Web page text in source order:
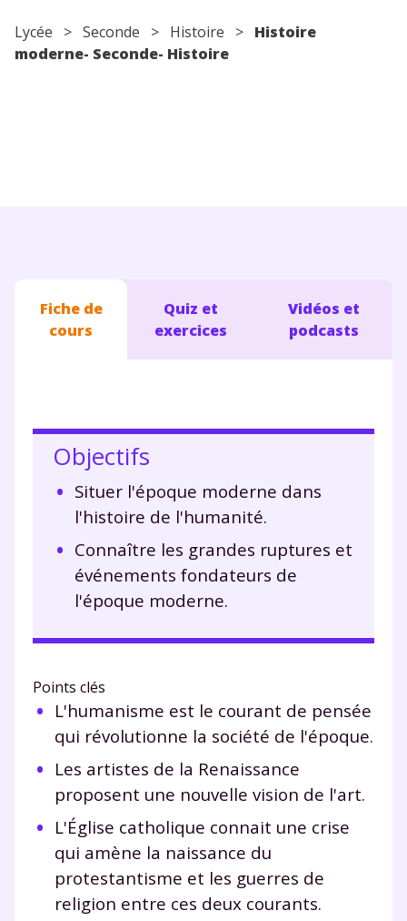
Lycée > Seconde > Histoire > Histoire
moderne- Seconde- Histoire
Fiche de
cours
Quiz et
exercices
Vidéos et
podcasts
Objectifs
Situer l'époque moderne dans
l'histoire de l'humanité.
Connaître les grandes ruptures et
événements fondateurs de
l'époque moderne.
Points clés
L'humanisme est le courant de pensée
qui révolutionne la société de l'époque.
Les artistes de la Renaissance
proposent une nouvelle vision de l'art.
L'Église catholique connait une crise
qui amène la naissance du
protestantisme et les guerres de
religion entre ces deux courants.